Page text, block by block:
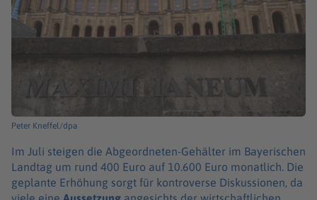
Peter Kneffel/dpa
Im Juli steigen die Abgeordneten-Gehälter im Bayerischen
Landtag um rund 400 Euro auf 10.600 Euro monatlich. Die
geplante Erhöhung sorgt für kontroverse Diskussionen, da